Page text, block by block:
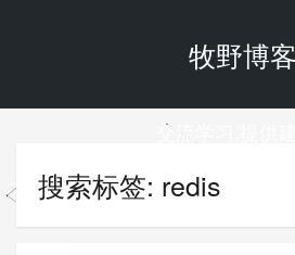
牧野博客
交流学习,提供建
搜索标签: redis